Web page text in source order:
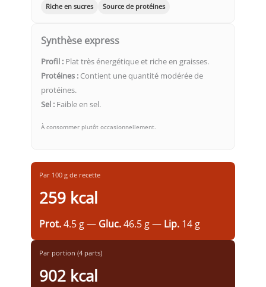
Riche en sucres
Source de protéines
Synthèse express
Profil : Plat très énergétique et riche en graisses.
Protéines : Contient une quantité modérée de
protéines.
Sel : Faible en sel.
À consommer plutôt occasionnellement.
Par 100 g de recette
259 kcal
Prot.4.5 g — Gluc.46.5 g — Lip. 14 g
Par portion (4 parts)
902 kcal